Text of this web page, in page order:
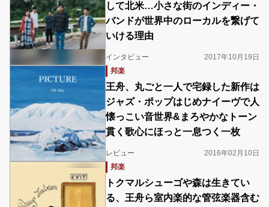
して北米…小さな街のインディー・
バンドが世界中のローカルを繋げて
いける理由
インタビュー
2017年10月19日
邦楽
王舟、丸ごと一人で宅録した新作は
ジャズ・ポップはじめナイーヴで人
懐っこい音世界&まろやかなトーン
貫く歌心にほっと一息つく一枚
レビュー
2016年02月10日
邦楽
トクマルシューゴや森は生きてい
る、王舟ら室内楽的な管弦楽器含む